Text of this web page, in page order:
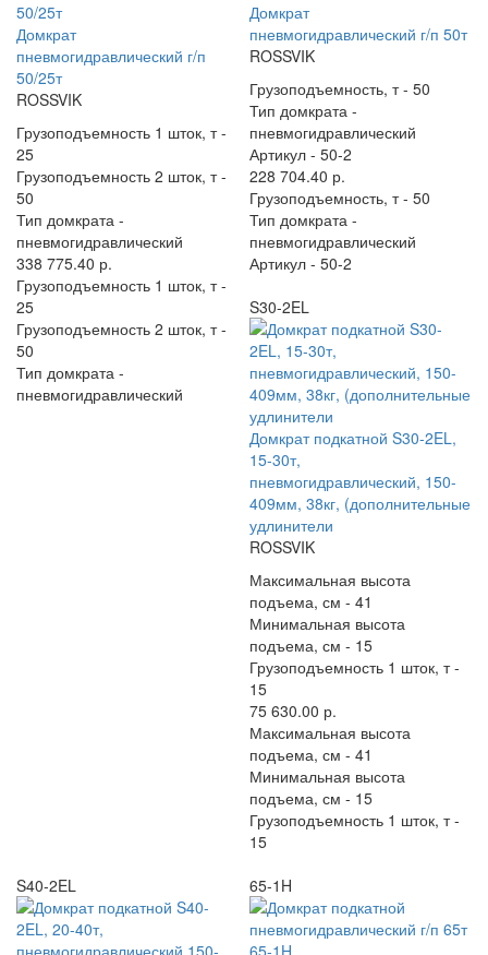
Домкрат
пневмогидравлический г/п
50/25т
ROSSVIK
Грузоподъемность 1 шток, т -
25
Грузоподъемность 2 шток, т -
50
Тип домкрата -
пневмогидравлический
338 775.40 р.
Грузоподъемность 1 шток, т -
25
Грузоподъемность 2 шток, т -
50
Тип домкрата -
пневмогидравлический
Домкрат
пневмогидравлический г/п 50т
ROSSVIK
Грузоподъемность, т - 50
Тип домкрата -
пневмогидравлический
Артикул - 50-2
228 704.40 р.
Грузоподъемность, т - 50
Тип домкрата -
пневмогидравлический
Артикул - 50-2
S30-2EL
Домкрат подкатной S30-2EL,
15-30т,
пневмогидравлический, 150-
409мм, 38кг, (дополнительные
удлинители
ROSSVIK
Максимальная высота
подъема, см - 41
Минимальная высота
подъема, см - 15
Грузоподъемность 1 шток, т -
15
75 630.00 р.
Максимальная высота
подъема, см - 41
Минимальная высота
подъема, см - 15
Грузоподъемность 1 шток, т -
15
S40-2EL
65-1H